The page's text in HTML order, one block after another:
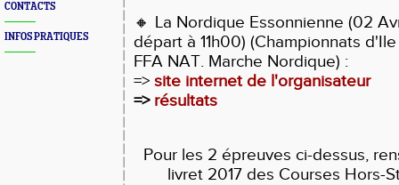
CONTACTS
INFOS PRATIQUES
🔸 La Nordique Essonnienne (02
départ à 11h00) (Championnats
FFA NAT. Marche Nordique) :
=> site internet de l'organisateur
=> résultats
Pour les 2 épreuves ci-dessus,
livret 2017 des Courses Hors-